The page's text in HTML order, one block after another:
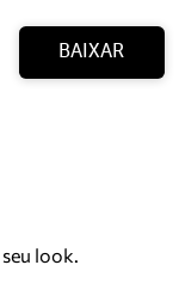
BAIXAR
look.